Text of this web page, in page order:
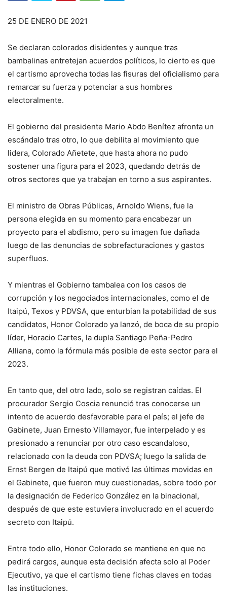
25 DE ENERO DE 2021
Se declaran colorados disidentes y aunque tras
bambalinas entretejan acuerdos políticos, lo cierto es que
el cartismo aprovecha todas las fisuras del oficialismo para
remarcar su fuerza y potenciar a sus hombres
electoralmente.
El gobierno del presidente Mario Abdo Benítez afronta un
escándalo tras otro, lo que debilita al movimiento que
lidera, Colorado Añetete, que hasta ahora no pudo
sostener una figura para el 2023, quedando detrás de
otros sectores que ya trabajan en torno a sus aspirantes.
El ministro de Obras Públicas, Arnoldo Wiens, fue la
persona elegida en su momento para encabezar un
proyecto para el abdismo, pero su imagen fue dañada
luego de las denuncias de sobrefacturaciones y gastos
superfluos.
Y mientras el Gobierno tambalea con los casos de
corrupción y los negociados internacionales, como el de
Itaipú, Texos y PDVSA, que enturbian la potabilidad de sus
candidatos, Honor Colorado ya lanzó, de boca de su propio
líder, Horacio Cartes, la dupla Santiago Peña-Pedro
Alliana, como la fórmula más posible de este sector para el
2023.
En tanto que, del otro lado, solo se registran caídas. El
procurador Sergio Coscia renunció tras conocerse un
intento de acuerdo desfavorable para el país; el jefe de
Gabinete, Juan Ernesto Villamayor, fue interpelado y es
presionado a renunciar por otro caso escandaloso,
relacionado con la deuda con PDVSA; luego la salida de
Ernst Bergen de Itaipú que motivó las últimas movidas en
el Gabinete, que fueron muy cuestionadas, sobre todo por
la designación de Federico González en la binacional,
después de que este estuviera involucrado en el acuerdo
secreto con Itaipú.
Entre todo ello, Honor Colorado se mantiene en que no
pedirá cargos, aunque esta decisión afecta solo al Poder
Ejecutivo, ya que el cartismo tiene fichas claves en todas
las instituciones.